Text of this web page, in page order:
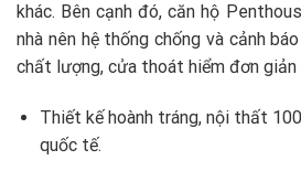
khác. Bên cạnh đó, căn hộ
nhà nên hệ thống chống và cảnh
chất lượng, cửa thoát hiểm đơn
Thiết kế hoành tráng, nội thất
quốc tế.